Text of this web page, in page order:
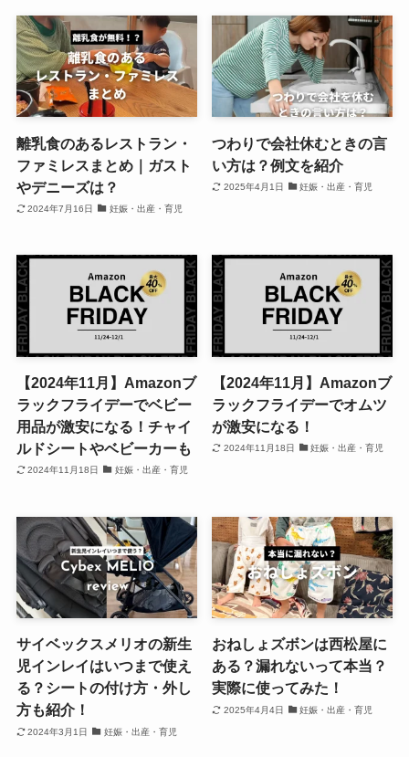
離乳食のあるレストラン・
ファミレスまとめ｜ガスト
やデニーズは？
2024年7月16日 妊娠・出産・育児
つわりで会社休むときの言
い方は？例文を紹介
2025年4月1日 妊娠・出産・育児
【2024年11月】Amazonブ
ラックフライデーでベビー
用品が激安になる！チャイ
ルドシートやベビーカーも
2024年11月18日 妊娠・出産・育児
【2024年11月】Amazonブ
ラックフライデーでオムツ
が激安になる！
2024年11月18日 妊娠・出産・育児
サイベックスメリオの新生
児インレイはいつまで使え
る？シートの付け方・外し
方も紹介！
2024年3月1日 妊娠・出産・育児
おねしょズボンは西松屋に
ある？漏れないって本当？
実際に使ってみた！
2025年4月4日 妊娠・出産・育児